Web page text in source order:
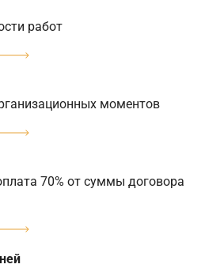
работ
моментов
70% от суммы договора